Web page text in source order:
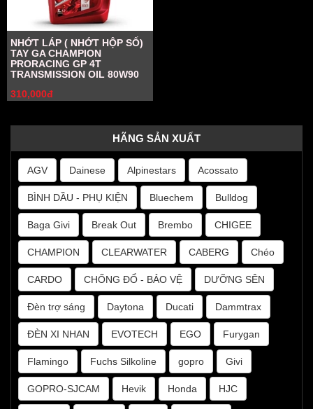
NHỚT LÁP ( NHỚT HỘP SỐ)
TAY GA CHAMPION
PRORACING GP 4T
TRANSMISSION OIL 80W90
310,000đ
HÃNG SẢN XUẤT
AGV Dainese Alpinestars Acossato
BÌNH DẦU - PHỤ KIỆN Bluechem Bulldog
Baga Givi Break Out Brembo CHIGEE
CHAMPION CLEARWATER CABERG Chéo
CARDO CHỐNG ĐỔ - BẢO VỆ DƯỠNG SÊN
Đèn trợ sáng Daytona Ducati Dammtrax
ĐÈN XI NHAN EVOTECH EGO Furygan
Flamingo Fuchs Silkoline gopro Givi
GOPRO-SJCAM Hevik Honda HJC